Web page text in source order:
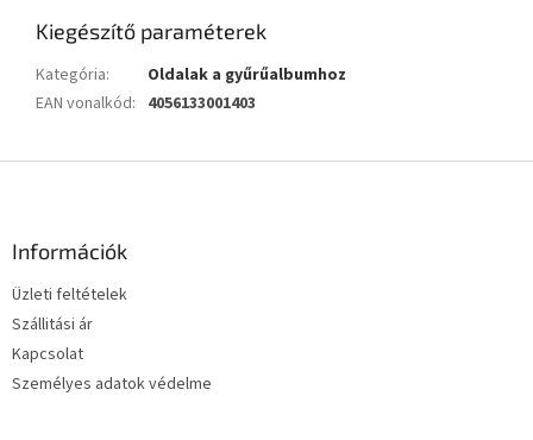
Kiegészítő paraméterek
Kategória:
Oldalak a gyűrűalbumhoz
EAN vonalkód: 4056133001403
Információk
Üzleti feltételek
Szállitási ár
Kapcsolat
Személyes adatok védelme